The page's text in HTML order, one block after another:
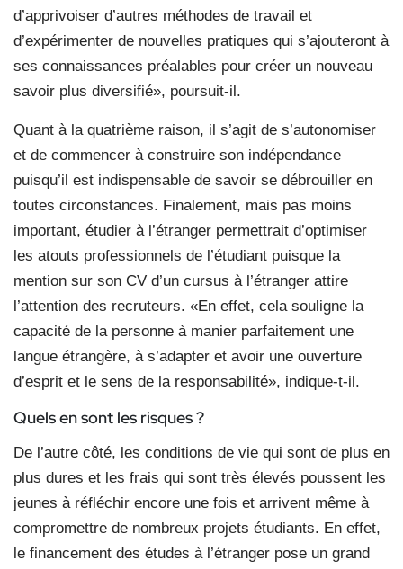
d’apprivoiser d’autres méthodes de travail et
d’expérimenter de nouvelles pratiques qui s’ajouteront à
ses connaissances préalables pour créer un nouveau
savoir plus diversifié», poursuit-il.
Quant à la quatrième raison, il s’agit de s’autonomiser
et de commencer à construire son indépendance
puisqu’il est indispensable de savoir se débrouiller en
toutes circonstances. Finalement, mais pas moins
important, étudier à l’étranger permettrait d’optimiser
les atouts professionnels de l’étudiant puisque la
mention sur son CV d’un cursus à l’étranger attire
l’attention des recruteurs. «En effet, cela souligne la
capacité de la personne à manier parfaitement une
langue étrangère, à s’adapter et avoir une ouverture
d’esprit et le sens de la responsabilité», indique-t-il.
Quels en sont les risques ?
De l’autre côté, les conditions de vie qui sont de plus en
plus dures et les frais qui sont très élevés poussent les
jeunes à réfléchir encore une fois et arrivent même à
compromettre de nombreux projets étudiants. En effet,
le financement des études à l’étranger pose un grand